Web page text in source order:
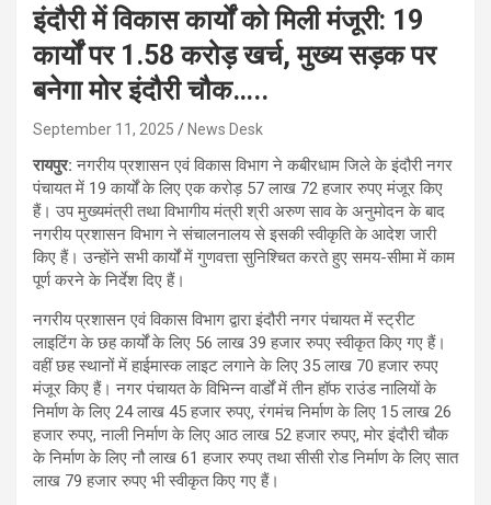
इंदौरी में विकास कार्यों को मिली मंजूरी: 19
कार्यों पर 1.58 करोड़ खर्च, मुख्य सड़क पर
बनेगा मोर इंदौरी चौक…..
September 11, 2025 News Desk
रायपुर:नगरीय प्रशासन एवं विकास विभाग ने कबीरधाम जिले के इंदौरी नगर
पंचायत में 19 कार्यों के लिए एक करोड़ 57 लाख 72 हजार रुपए मंजूर किए
हैं। उप मुख्यमंत्री तथा विभागीय मंत्री श्री अरुण साव के अनुमोदन के बाद
नगरीय प्रशासन विभाग ने संचालनालय से इसकी स्वीकृति के आदेश जारी
किए हैं। उन्होंने सभी कार्यों में गुणवत्ता सुनिश्चित करते हुए समय-सीमा में काम
पूर्ण करने के निर्देश दिए हैं।
नगरीय प्रशासन एवं विकास विभाग द्वारा इंदौरी नगर पंचायत में स्ट्रीट
लाइटिंग के छह कार्यों के लिए 56 लाख 39 हजार रुपए स्वीकृत किए गए हैं।
वहीं छह स्थानों में हाईमास्क लाइट लगाने के लिए 35 लाख 70 हजार रुपए
मंजूर किए हैं। नगर पंचायत के विभिन्न वार्डों में तीन हॉफ राउंड नालियों के
निर्माण के लिए 24 लाख 45 हजार रुपए, रंगमंच निर्माण के लिए 15 लाख 26
हजार रुपए, नाली निर्माण के लिए आठ लाख 52 हजार रुपए, मोर इंदौरी चौक
के निर्माण के लिए नौ लाख 61 हजार रुपए तथा सीसी रोड निर्माण के लिए सात
लाख 79 हजार रुपए भी स्वीकृत किए गए हैं।